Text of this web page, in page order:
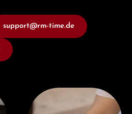
support@rm-time.de
Jetzt Beraten lassen